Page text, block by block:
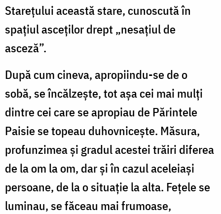
Stareţului această stare, cunoscută în
spaţiul asceţilor drept „nesaţiul de
asceză”.
După cum cineva, apropiindu-se de o
sobă, se încălzeşte, tot aşa cei mai mulţi
dintre cei care se apropiau de Părintele
Paisie se topeau duhovniceşte. Măsura,
profunzimea şi gradul acestei trăiri diferea
de la om la om, dar şi în cazul aceleiaşi
persoane, de la o situaţie la alta. Feţele se
luminau, se făceau mai frumoase,